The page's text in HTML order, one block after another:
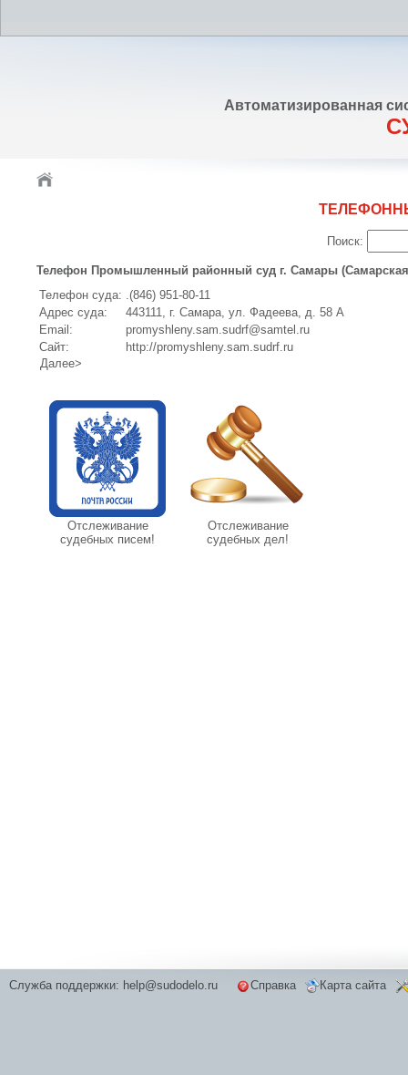
Автоматизированная
Поиск:
Телефон Промышленный районный суд г. Самары (Самарская
Телефон суда: .(846) 951-80-11
Адрес суда:
443111, г. Самара, ул. Фадеева, д. 58 А
Email:
promyshleny.sam.sudrf@samtel.ru
Сайт:
http://promyshleny.sam.sudrf.ru
Далее>
Отслеживание
судебных писем!
Отслеживание
судебных дел!
Служба поддержки: help@sudodelo.ru Справка Карта сайта